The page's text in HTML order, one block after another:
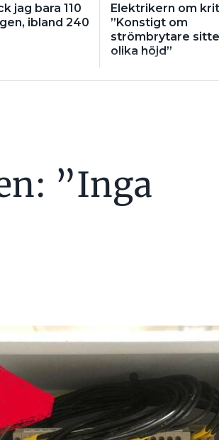
jag bara 110
ibland 240
Elektrikern om
”Konstigt om
strömbrytare
olika höjd”
”Inga